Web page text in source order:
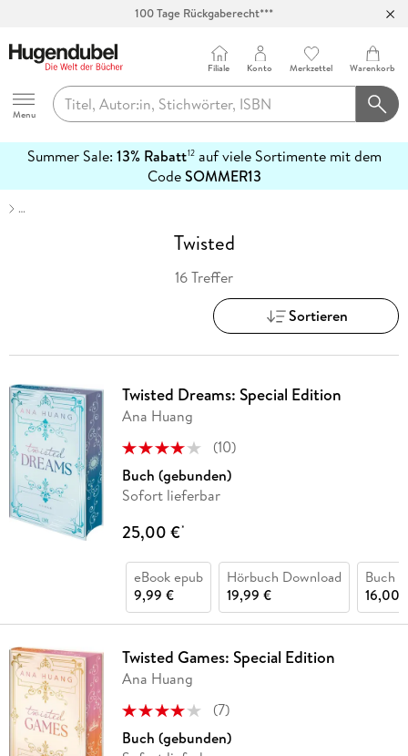
100 Tage Rückgaberecht***
Hugendubel
Menu
Filiale Konto Merkzettel Warenkorb
Summer Sale: 13% Rabatt12auf viele Sortimente mit dem
CodeSOMMER13
erfahren
…
Twisted
16 Treffer
Sortieren
Twisted Dreams: Special Edition
Ana Huang
(10)
Buch (gebunden)
Sofort lieferbar
25,00 €*
eBook epub
9,99 €
Hörbuch Download
19,99 €
Buch
16,00
Twisted Games: Special Edition
Ana Huang
(7)
Buch (gebunden)